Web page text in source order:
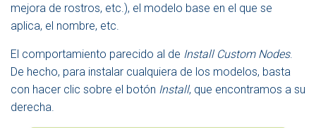
mejora de rostros, etc.), el modelo base en el que se
aplica, el nombre, etc.
El comportamiento parecido al de Install Custom Nodes.
De hecho, para instalar cualquiera de los modelos, basta
con hacer clic sobre el botón Install, que encontramos a su
derecha.